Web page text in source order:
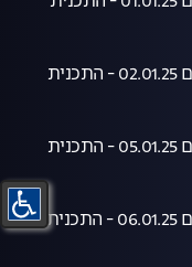
חדשות היום 02.01.25 - התכנית
חדשות היום 05.01.25 - התכנית
חדשות היום 06.01.25 - התכנית